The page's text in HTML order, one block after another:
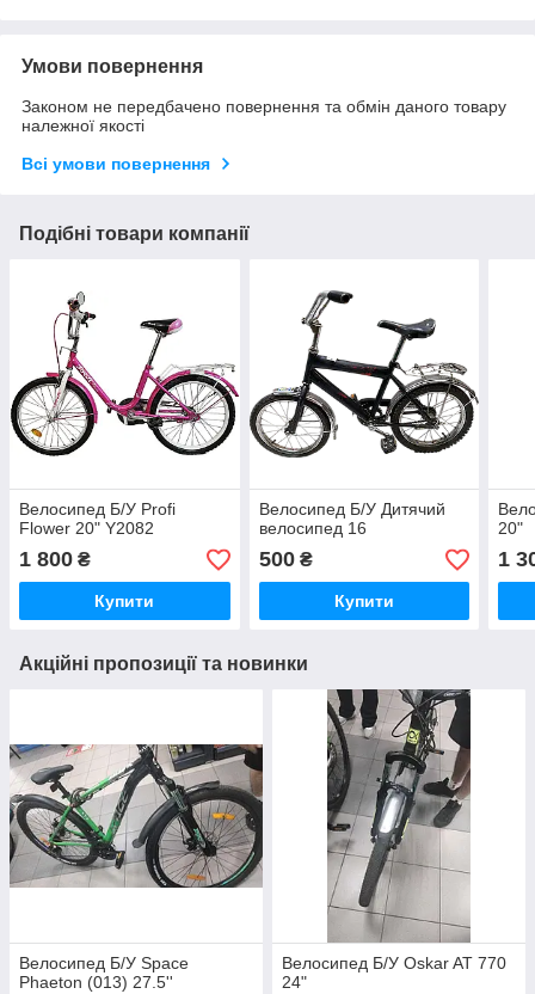
Умови повернення
Законом не передбачено повернення та обмін даного товару
належної якості
Всі умови повернення
Подібні товари компанії
Велосипед Б/У Profi
Flower 20" Y2082
1 800 ₴
Купити
Велосипед Б/У Дитячий
велосипед 16
500₴
Купити
20"
1
Акційні пропозиції та новинки
Велосипед Б/У Space
Phaeton (013) 27.5''
Велосипед Б/У Oskar AT 770
24"